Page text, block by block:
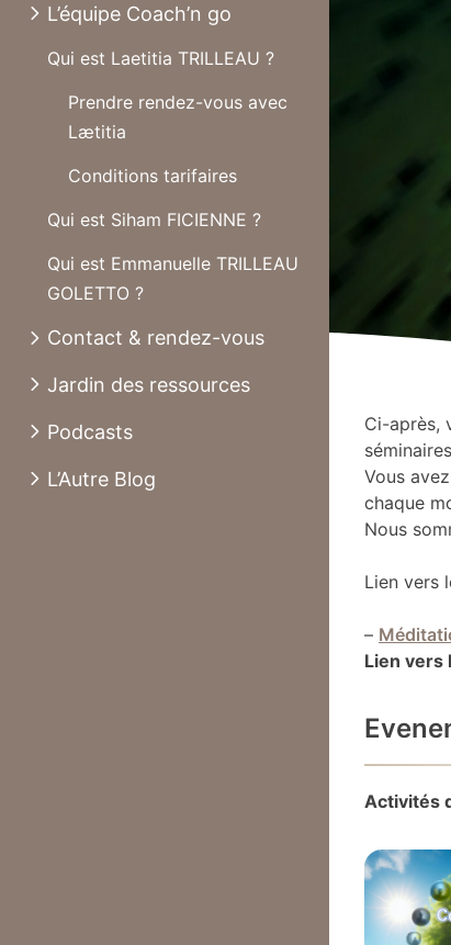
L’équipe Coach’n go
Qui est Laetitia TRILLEAU ?
Prendre rendez-vous avec
Lætitia
Conditions tarifaires
Qui est Siham FICIENNE ?
Qui est Emmanuelle TRILLEAU
GOLETTO ?
Contact & rendez-vous
Jardin des ressources
Podcasts
L’Autre Blog
Ci-après,
Vous
chaque
Nous
Lien vers
–
Lien vers
Activités